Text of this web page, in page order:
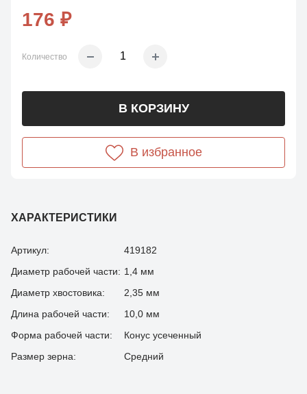
ХАРАКТЕРИСТИКИ
Артикул:
419182
Диаметр рабочей части: 1,4 мм
Диаметр хвостовика:
2,35 мм
Длина рабочей части:
10,0 мм
Форма рабочей части:
Конус усеченный
Размер зерна:
Средний
176 ₽
Количество
В КОРЗИНУ
В избранное